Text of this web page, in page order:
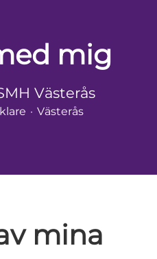
mig
Västerås
· Västerås
mina